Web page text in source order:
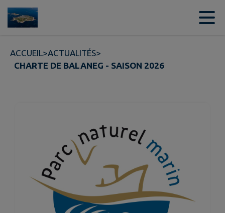
Contenu
ACCUEIL>ACTUALITÉS>
CHARTE DE BALANEG - SAISON 2026